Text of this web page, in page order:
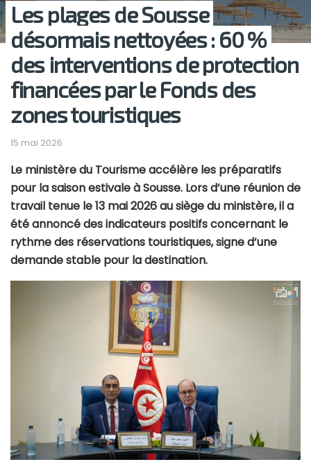
Les plages de Sousse
désormais nettoyées : 60 %
des interventions de protection
financées par le Fonds des
zones touristiques
15 mai 2026
Le ministère du Tourisme accélère les préparatifs
pour la saison estivale à Sousse. Lors d’une réunion de
travail tenue le 13 mai 2026 au siège du ministère, il a
été annoncé des indicateurs positifs concernant le
rythme des réservations touristiques, signe d’une
demande stable pour la destination.